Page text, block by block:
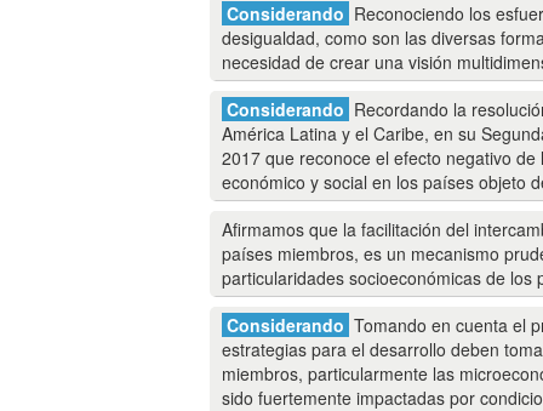
Considerando Reconociendo los
desigualdad, como son las diversas
necesidad de crear una visión
Considerando Recordando la
América Latina y el Caribe, en su
2017 que reconoce el efecto negativo
económico y social en los países objeto
Afirmamos que la facilitación del
países miembros, es un mecanismo
particularidades socioeconómicas de los
Considerando Tomando en cuenta el
estrategias para el desarrollo deben
miembros, particularmente las
sido fuertemente impactadas por